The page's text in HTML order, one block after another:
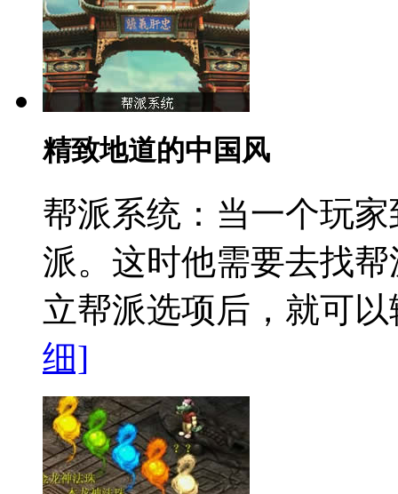
精致地道的中国风
帮派系统： 当一个玩
派。这时他需要去找
立帮派选项后，就可
细]